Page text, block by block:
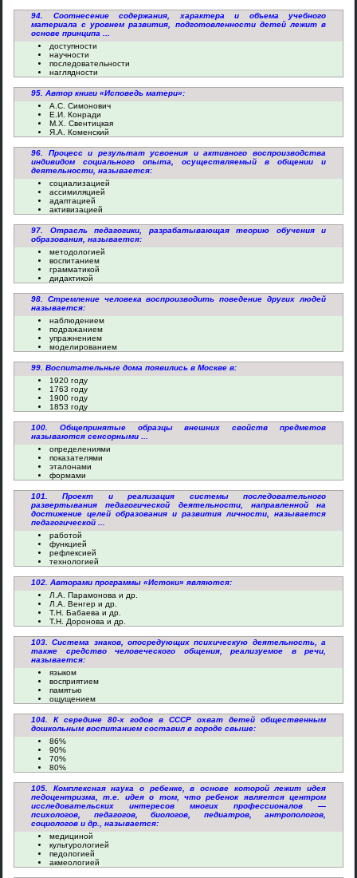
94. Соотнесение содержания, характера и объема учебного
материала с уровнем развития, подготовленности детей лежит в
основе принципа ...
доступности
научности
последовательности
наглядности
95. Автор книги «Исповедь матери»:
А.С. Симонович
Е.И. Конради
М.Х. Свентицкая
Я.А. Коменский
96. Процесс и результат усвоения и активного воспроизводства
индивидом социального опыта, осуществляемый в общении и
деятельности, называется:
социализацией
ассимиляцией
адаптацией
активизацией
97. Отрасль педагогики, разрабатывающая теорию обучения и
образования, называется:
методологией
воспитанием
грамматикой
дидактикой
98. Стремление человека воспроизводить поведение других людей
называется:
наблюдением
подражанием
упражнением
моделированием
99. Воспитательные дома появились в Москве в:
1920 году
1763 году
1900 году
1853 году
100. Общепринятые образцы внешних свойств предметов
называются сенсорными ...
определениями
показателями
эталонами
формами
101. Проект и реализация системы последовательного
развертывания педагогической деятельности, направленной на
достижение целей образования и развития личности, называется
педагогической ...
работой
функцией
рефлексией
технологией
102. Авторами программы «Истоки» являются:
Л.А. Парамонова и др.
Л.А. Венгер и др.
Т.Н. Бабаева и др.
Т.Н. Доронова и др.
103. Система знаков, опосредующих психическую деятельность, а
также средство человеческого общения, реализуемое в речи,
называется:
языком
восприятием
памятью
ощущением
104. К середине 80-х годов в СССР охват детей общественным
дошкольным воспитанием составил в городе свыше:
86%
90%
70%
80%
105. Комплексная наука о ребенке, в основе которой лежит идея
педоцентризма, т.е. идея о том, что ребенок является центром
исследовательских интересов многих профессионалов —
психологов, педагогов, биологов, педиатров, антропологов,
социологов и др., называется:
медициной
культурологией
педологией
акмеологией